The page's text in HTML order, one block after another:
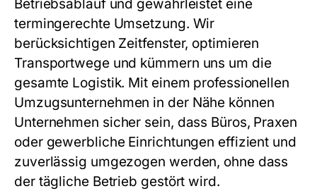
Betriebsablauf und gewährleistet eine
termingerechte Umsetzung. Wir
berücksichtigen Zeitfenster, optimieren
Transportwege und kümmern uns um die
gesamte Logistik. Mit einem professionellen
Umzugsunternehmen in der Nähe können
Unternehmen sicher sein, dass Büros, Praxen
oder gewerbliche Einrichtungen effizient und
zuverlässig umgezogen werden, ohne dass
der tägliche Betrieb gestört wird.